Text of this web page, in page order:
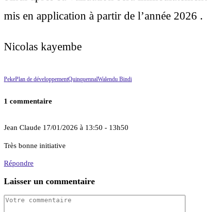
mis en application à partir de l’année 2026 .
Nicolas kayembe
PekePlan de développementQuinquennalWalendu Bindi
1 commentaire
Jean Claude 17/01/2026 à 13:50 - 13h50
Très bonne initiative
Répondre
Laisser un commentaire